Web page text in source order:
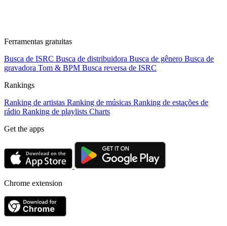
Ferramentas gratuitas
Busca de ISRC Busca de distribuidora Busca de gênero Busca de
gravadora Tom & BPM Busca reversa de ISRC
Rankings
Ranking de artistas Ranking de músicas Ranking de estações de
rádio Ranking de playlists Charts
Get the apps
Chrome extension